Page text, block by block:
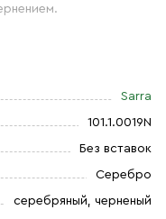
Sarra
101.1.0019N
Без вставок
Серебро
серебряный, черненый